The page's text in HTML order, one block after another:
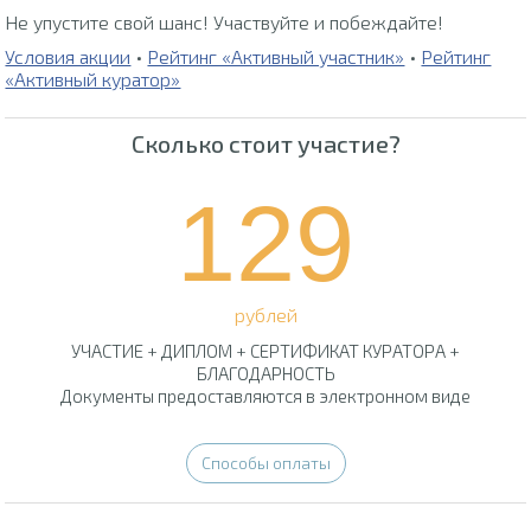
Не упустите свой шанс! Участвуйте и побеждайте!
Условия акции • Рейтинг «Активный участник» • Рейтинг
«Активный куратор»
Сколько стоит участие?
129
рублей
УЧАСТИЕ + ДИПЛОМ + СЕРТИФИКАТ КУРАТОРА +
БЛАГОДАРНОСТЬ
Документы предоставляются в электронном виде
Способы оплаты